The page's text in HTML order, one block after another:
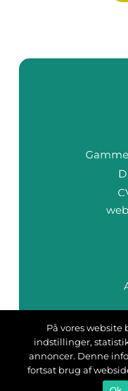
På vores website
indstillinger,
annoncer. Denne
fortsat brug af